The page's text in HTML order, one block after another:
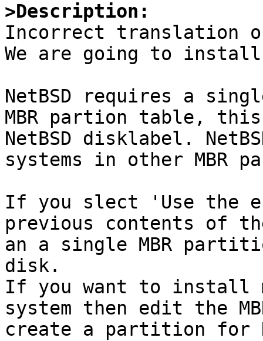
>Description:
Incorrect translation
We are going to install
NetBSD requires a
MBR partion table,
NetBSD disklabel.
systems in other MBR
If you slect 'Use the
previous contents of
an a single MBR
disk.
If you want to install
system then edit the
create a partition for